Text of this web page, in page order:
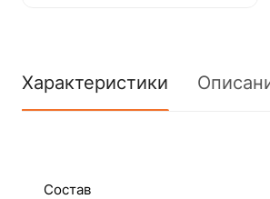
Характеристики
Состав